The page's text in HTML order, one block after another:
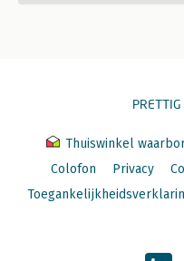
Thuiswinkel
Colofon
Privacy